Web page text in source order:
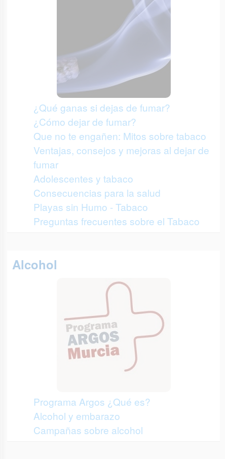
¿Qué ganas si dejas de fumar?
¿Cómo dejar de fumar?
Que no te engañen: Mitos sobre tabaco
Ventajas, consejos y mejoras al dejar de
fumar
Adolescentes y tabaco
Consecuencias para la salud
Playas sin Humo - Tabaco
Preguntas frecuentes sobre el Tabaco
Alcohol
Programa Argos ¿Qué es?
Alcohol y embarazo
Campañas sobre alcohol